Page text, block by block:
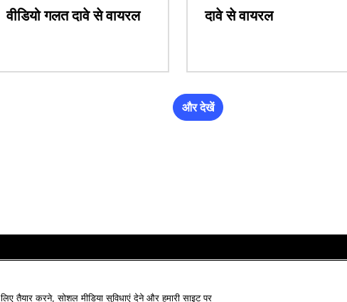
वीडियो गलत दावे से वायरल
दावे से वायरल
और देखें
तैयार करने, सोशल मीडिया सुविधाएं देने और हमारी साइट पर